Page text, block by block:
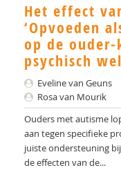
Marijke Gottmer
Kirstin Greaves-
Pien van Heijst
Annemiek
Liesbeth
Audrey Mol
Het effect
‘Opvoeden
op de
psychisch
Eveline van Geuns
Rosa van Mourik
Ouders met autisme
aan tegen specifieke
juiste ondersteuning
de effecten van de...